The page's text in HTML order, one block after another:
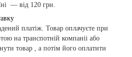
— від 120 грн.
платіж. Товар оплачуєте при
на транспотній компаніі або
товар , а потім його оплатити